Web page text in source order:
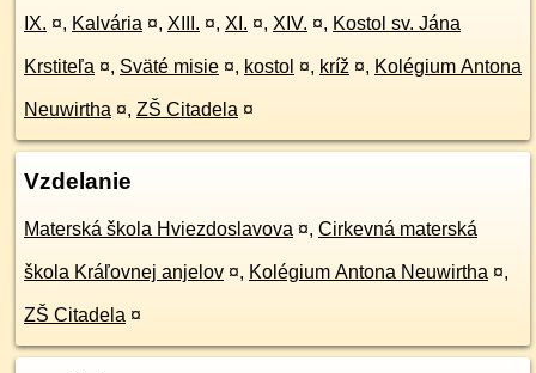
IX. ¤, Kalvária ¤, XIII. ¤, XI. ¤, XIV. ¤, Kostol sv. Jána
Krstiteľa ¤, Sväté misie ¤, kostol ¤, kríž ¤, Kolégium Antona
Neuwirtha ¤, ZŠ Citadela ¤
Vzdelanie
Materská škola Hviezdoslavova ¤, Cirkevná materská
škola Kráľovnej anjelov ¤, Kolégium Antona Neuwirtha ¤,
ZŠ Citadela ¤